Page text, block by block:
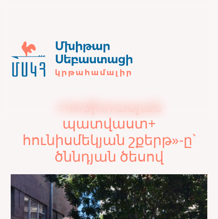
«Կոմիտասյան
պատվաստ+
հունիսմեկյան շքերթ»-ը`
ծննդյան ծեսով